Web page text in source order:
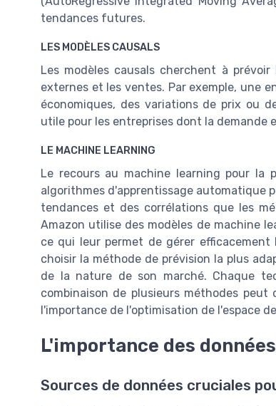
tendances futures.
LES MODÈLES CAUSALS
Les modèles causals cherchent à
externes et les ventes. Par exemple, une
économiques, des variations de prix ou
utile pour les entreprises dont la demande
LE MACHINE LEARNING
Le recours au machine learning pour la
algorithmes d'apprentissage automatique
tendances et des corrélations que les
Amazon utilise des modèles de machine
ce qui leur permet de gérer
choisir la méthode de prévision la plus
de la nature de son marché. Chaque
combinaison de plusieurs méthodes
l'importance de l'optimisation de l'espace
L'importance des
Sources de données cruciales